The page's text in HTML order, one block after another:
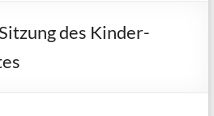
des Kinder-